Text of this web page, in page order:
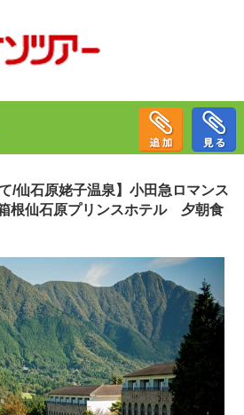
/仙石原姥子温泉】小田急ロマンス
根仙石原プリンスホテル 夕朝食